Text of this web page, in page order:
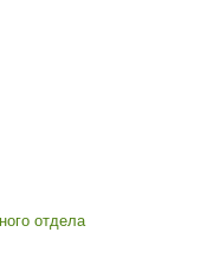
отдела